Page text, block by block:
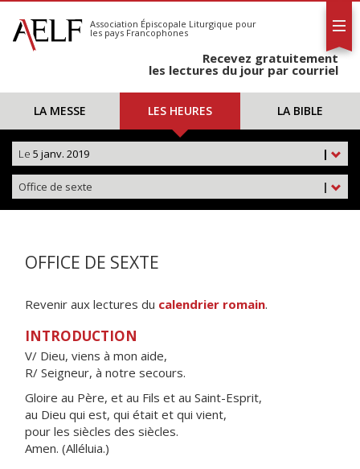
S'abonner
Calendrier
Association Épiscopale Liturgique pour
les pays Francophones
Recevez gratuitement
les lectures du jour par courriel
LA MESSE LES HEURES LA BIBLE
|
Le 5 janv. 2019
|
Office de sexte
OFFICE DE SEXTE
Revenir aux lectures du calendrier romain.
INTRODUCTION
V/ Dieu, viens à mon aide,
R/ Seigneur, à notre secours.
Gloire au Père, et au Fils et au Saint-Esprit,
au Dieu qui est, qui était et qui vient,
pour les siècles des siècles.
Amen. (Alléluia.)